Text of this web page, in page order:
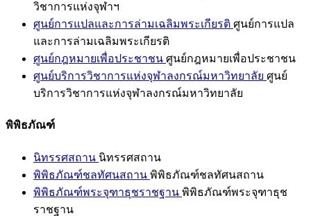
วิชาการแห่งจุฬาฯ
ศูนย์การแปลและการล่ามเฉลิมพระเกียรติ ศูนย์การแปล
และการล่ามเฉลิมพระเกียรติ
ศูนย์กฎหมายเพื่อประชาชน ศูนย์กฎหมายเพื่อประชาชน
ศูนย์บริการวิชาการแห่งจุฬาลงกรณ์มหาวิทยาลัย ศูนย์
บริการวิชาการแห่งจุฬาลงกรณ์มหาวิทยาลัย
พิพิธภัณฑ์
นิทรรศสถาน นิทรรศสถาน
พิพิธภัณฑ์ชลทัศนสถาน พิพิธภัณฑ์ชลทัศนสถาน
พิพิธภัณฑ์พระจุฑาธุชราชฐาน พิพิธภัณฑ์พระจุฑาธุช
ราชฐาน